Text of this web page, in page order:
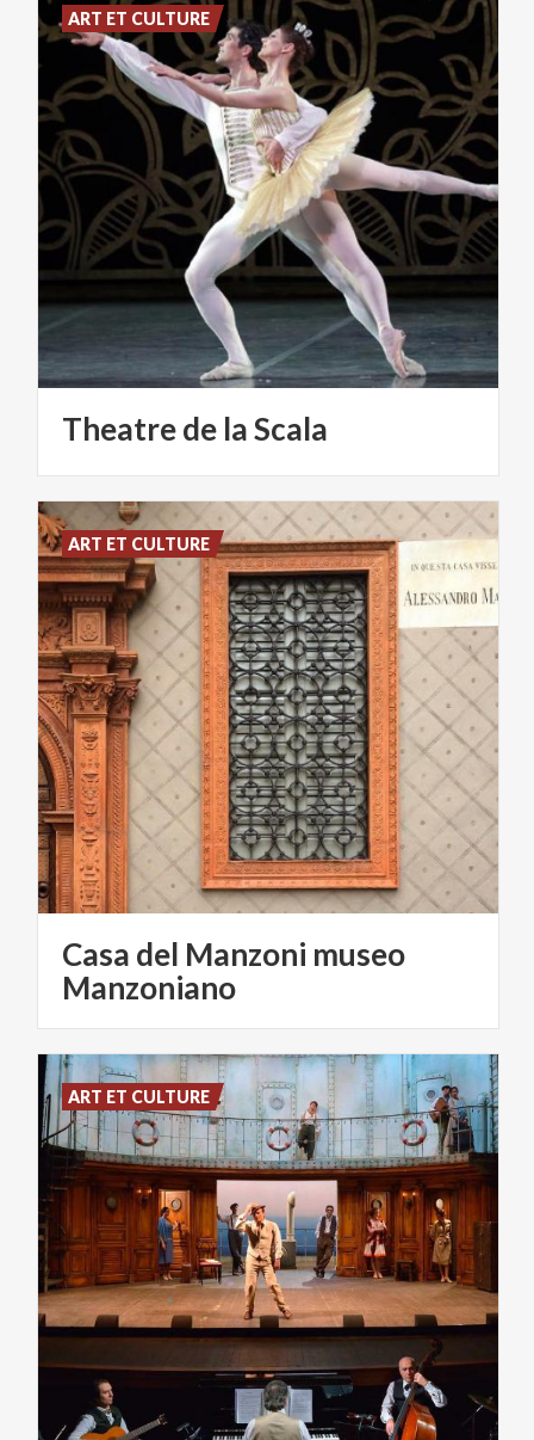
Theatrede laScala
ART ET CULTURE
Casa del Manzoni museo
Manzoniano
ART ET CULTURE
ART ET CULTURE